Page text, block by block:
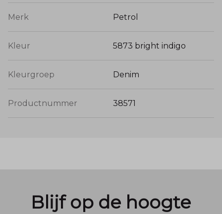
Merk Petrol
Kleur 5873 bright indigo
Kleurgroep Denim
Productnummer 38571
Blijf op de hoogte